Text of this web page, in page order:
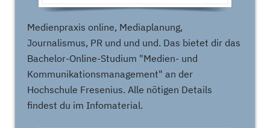
Medienpraxis online, Mediaplanung,
Journalismus, PR und und und. Das bietet dir das
Bachelor-Online-Studium "Medien- und
Kommunikationsmanagement" an der
Hochschule Fresenius. Alle nötigen Details
findest du im Infomaterial.